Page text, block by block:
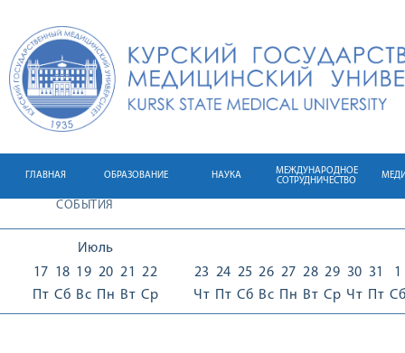
ГЛАВНАЯ ОБРАЗОВАНИЕ НАУКА
МЕЖДУНАРОДНОЕ
СОТРУДНИЧЕСТВО
СОБЫТИЯ
Июль
17
Пт
18
Сб
19
Вс
20
Пн
21
Вт
22
Ср
23
Чт
24
Пт
25
Сб
26
Вс
27
Пн
28
Вт
29
Ср
30
Чт
31
Пт
1
Сб